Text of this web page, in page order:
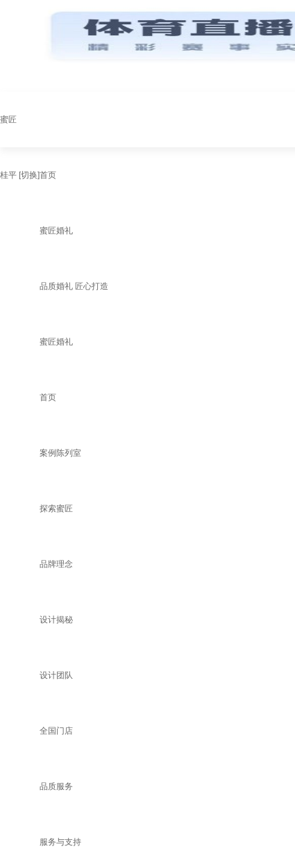
蜜匠
桂平 [切换]首页
蜜匠婚礼
品质婚礼 匠心打造
蜜匠婚礼
首页
案例陈列室
探索蜜匠
品牌理念
设计揭秘
设计团队
全国门店
品质服务
服务与支持